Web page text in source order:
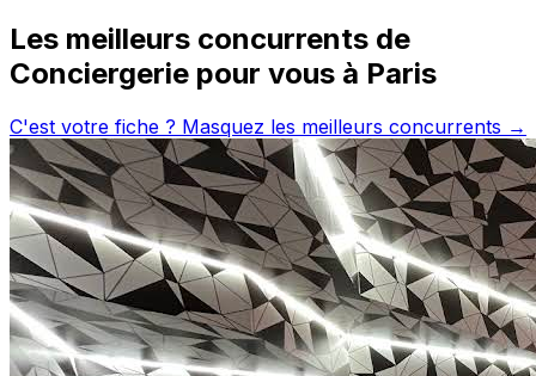
Les meilleurs concurrents de
Conciergerie pour vous à Paris
C'est votre fiche ? Masquez les meilleurs concurrents →